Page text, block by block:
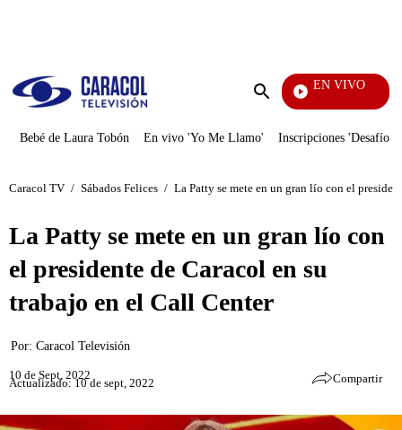
Enviar
EN VIVO
EFÉ
Bebé de Laura Tobón En vivo 'Yo Me Llamo' Inscripciones 'Desafío'
Caracol TV / Sábados Felices / La Patty se mete en un gran lío con el
La Patty se mete en un gran lío con
el presidente de Caracol en su
trabajo en el Call Center
Por: Caracol Televisión
10 de Sept, 2022
Actualizado: 10 de sept, 2022 Compartir